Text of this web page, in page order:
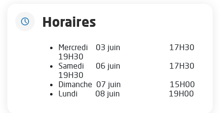
Horaires
Mercredi 03 juin 17H30
19H30
Samedi 06 juin 17H30
19H30
Dimanche 07 juin 15H00
Lundi 08 juin 19H00